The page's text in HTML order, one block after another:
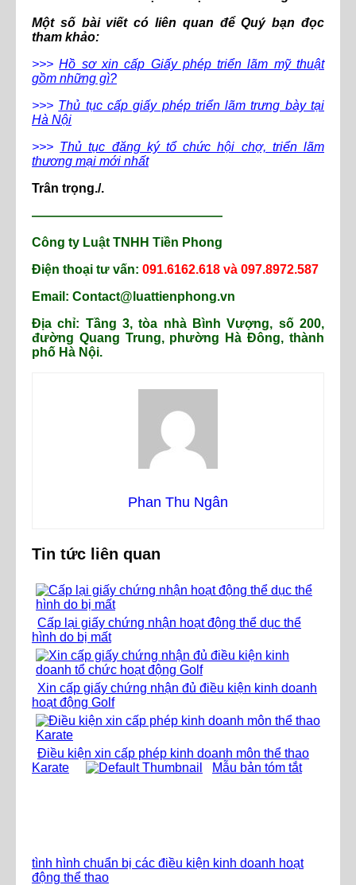
Một số bài viết có liên quan để Quý bạn đọc
tham khảo:
>>>Hồ sơ xin cấp Giấy phép triển lãm mỹ thuật
gồm những gì?
>>> Thủ tục cấp giấy phép triển lãm trưng bày tại
Hà Nội
>>> Thủ tục đăng ký tổ chức hội chợ, triển lãm
thương mại mới nhất
Trân trọng./.
———————————————
Công ty Luật TNHH Tiền Phong
Điện thoại tư vấn: 091.6162.618 và 097.8972.587
Email: Contact@luattienphong.vn
Địa chỉ: Tầng 3, tòa nhà Bình Vượng, số 200,
đường Quang Trung, phường Hà Đông, thành
phố Hà Nội.
Phan Thu Ngân
Tin tức liên quan
Cấp lại giấy chứng nhận hoạt động thể dục thể
hình do bị mất
Xin cấp giấy chứng nhận đủ điều kiện kinh doanh
hoạt động Golf
Điều kiện xin cấp phép kinh doanh môn thể thao
Karate
Mẫu bản tóm tắt
tình hình chuẩn bị các điều kiện kinh doanh hoạt
động thể thao